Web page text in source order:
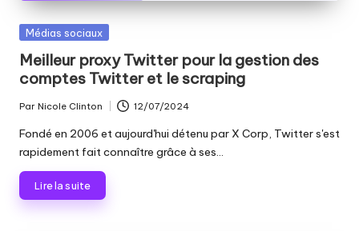
Publié
Médias sociaux
Meilleur proxy Twitter pour la gestion des
comptes Twitter et le scraping
Publié
par
Par Nicole Clinton 12/07/2024
Fondé en 2006 et aujourd'hui détenu par X Corp, Twitter s'est
rapidement fait connaître grâce à ses...
Lire la suite